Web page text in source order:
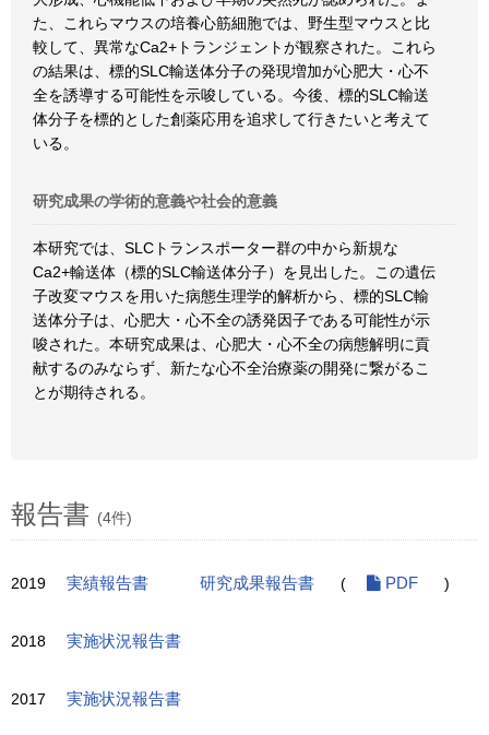
た、これらマウスの培養心筋細胞では、野生型マウスと比
較して、異常なCa2+トランジェントが観察された。これら
の結果は、標的SLC輸送体分子の発現増加が心肥大・心不
全を誘導する可能性を示唆している。今後、標的SLC輸送
体分子を標的とした創薬応用を追求して行きたいと考えて
いる。
研究成果の学術的意義や社会的意義
本研究では、SLCトランスポーター群の中から新規な
Ca2+輸送体（標的SLC輸送体分子）を見出した。この遺伝
子改変マウスを用いた病態生理学的解析から、標的SLC輸
送体分子は、心肥大・心不全の誘発因子である可能性が示
唆された。本研究成果は、心肥大・心不全の病態解明に貢
献するのみならず、新たな心不全治療薬の開発に繋がるこ
とが期待される。
報告書 (4件)
2019 実績報告書 研究成果報告書 ( PDF )
2018 実施状況報告書
2017 実施状況報告書